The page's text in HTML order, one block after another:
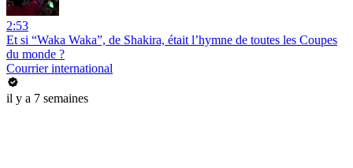
2:53
Et si “Waka Waka”, de Shakira, était l’hymne de toutes les Coupes
du monde ?
Courrier international
il y a 7 semaines